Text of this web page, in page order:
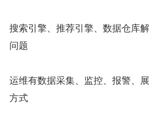
搜索引擎、推荐引擎、数据仓库
问题
运维有数据采集、监控、报警、
方式